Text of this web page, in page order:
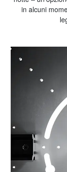
in alcuni